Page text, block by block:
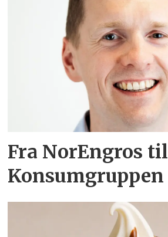
Fra NorEngros til
Konsumgruppen